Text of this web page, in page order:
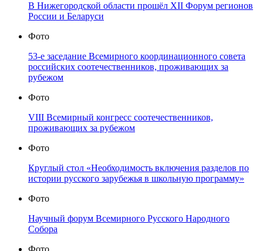
В Нижегородской области прошёл XII Форум регионов
России и Беларуси
Фото
53-е заседание Всемирного координационного совета
российских соотечественников, проживающих за
рубежом
Фото
VIII Всемирный конгресс соотечественников,
проживающих за рубежом
Фото
Круглый стол «Необходимость включения разделов по
истории русского зарубежья в школьную программу»
Фото
Научный форум Всемирного Русского Народного
Собора